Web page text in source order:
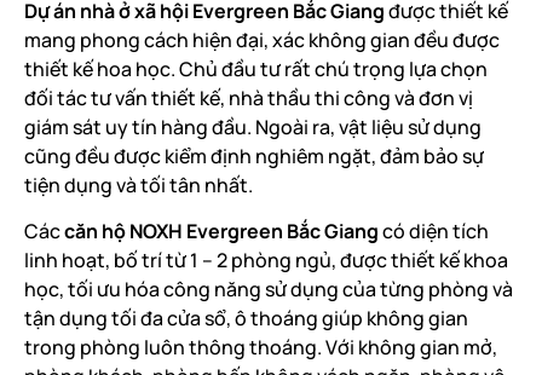
Dự án nhà ở xã hội Evergreen Bắc Giangđược thiết kế
mang phong cách hiện đại, xác không gian đều được
thiết kế hoa học. Chủ đầu tư rất chú trọng lựa chọn
đối tác tư vấn thiết kế, nhà thầu thi công và đơn vị
giám sát uy tín hàng đầu. Ngoài ra, vật liệu sử dụng
cũng đều được kiểm định nghiêm ngặt, đảm bảo sự
tiện dụng và tối tân nhất.
Cáccăn hộ NOXH Evergreen Bắc Giangcó diện tích
linh hoạt, bố trí từ 1 – 2 phòng ngủ, được thiết kế khoa
học, tối ưu hóa công năng sử dụng của từng phòng và
tận dụng tối đa cửa sổ, ô thoáng giúp không gian
trong phòng luôn thông thoáng. Với không gian mở,